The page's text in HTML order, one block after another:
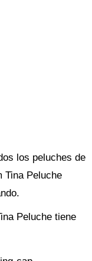
los peluches de
Tina Peluche
Peluche tiene